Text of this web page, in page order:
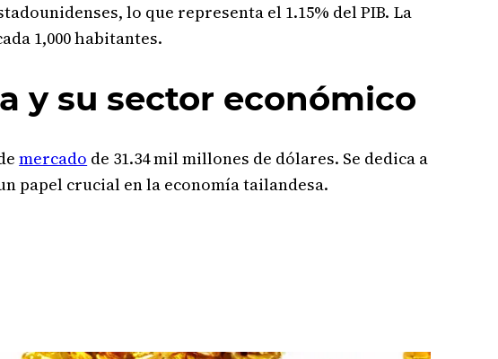
lo que representa el 1.15% del PIB. La
1,000 habitantes.
y su sector económico
mercado de 31.34 mil millones de dólares. Se dedica a
papel crucial en la economía tailandesa.